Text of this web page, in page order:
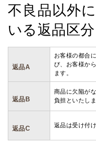
不良品以外
いる返品区
返品A
お客様の都合
び、お客様か
ます。
返品B
商品に欠陥が
負担といたしま
返品C 返品は受け付